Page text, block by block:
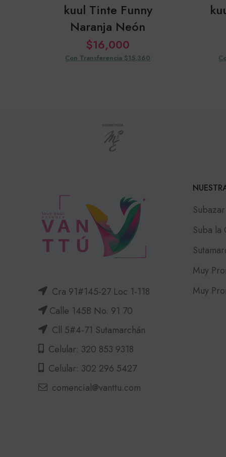
kuul Tinte Funny
Naranja Neón
$16,000
Con Transferencia $15,360
Cra 91#145-27 Loc 1-118
Calle 145B No. 91 70
Cll 5#4-71 Sutamarchán
Celular: 320 853 9318
Celular: 302 296 5427
comencial@vanttu.com
Subazar
Suba la
Muy
Muy